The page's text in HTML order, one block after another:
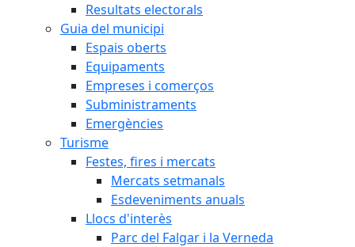
Resultats electorals
Guia del municipi
Espais oberts
Equipaments
Empreses i comerços
Subministraments
Emergències
Turisme
Festes, fires i mercats
Mercats setmanals
Esdeveniments anuals
Llocs d'interès
Parc del Falgar i la Verneda